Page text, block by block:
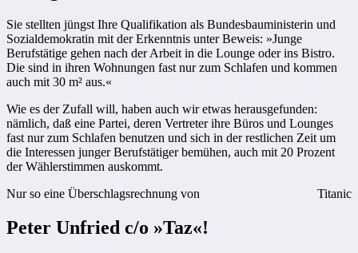
Sie stellten jüngst Ihre Qualifikation als Bundesbauministerin und
Sozialdemokratin mit der Erkenntnis unter Beweis: »Junge
Berufstätige gehen nach der Arbeit in die Lounge oder ins Bistro.
Die sind in ihren Wohnungen fast nur zum Schlafen und kommen
auch mit 30 m² aus.«
Wie es der Zufall will, haben auch wir etwas herausgefunden:
nämlich, daß eine Partei, deren Vertreter ihre Büros und Lounges
fast nur zum Schlafen benutzen und sich in der restlichen Zeit um
die Interessen junger Berufstätiger bemühen, auch mit 20 Prozent
der Wählerstimmen auskommt.
Nur so eine Überschlagsrechnung von
Titanic
Peter Unfried c/o »Taz«!